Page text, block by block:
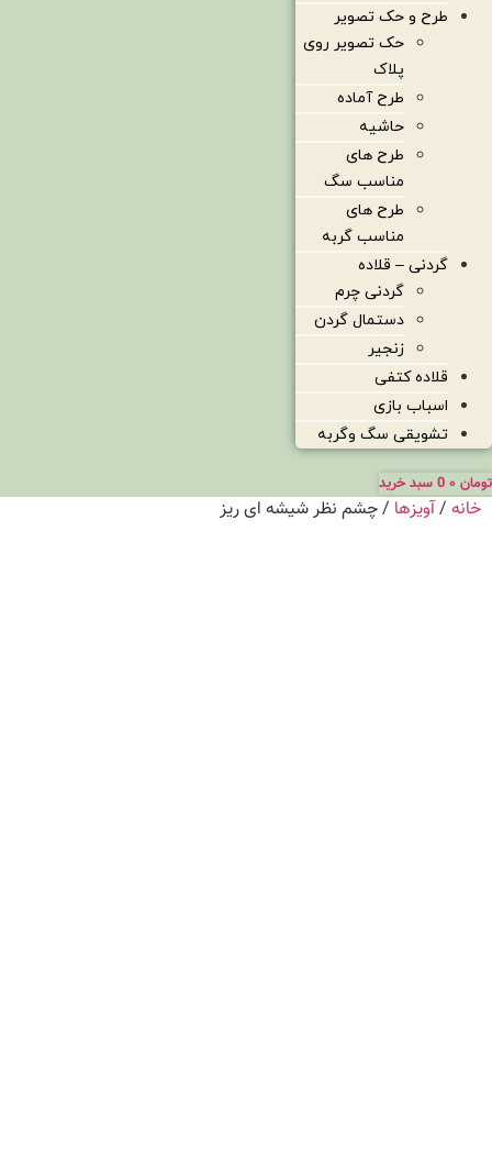
طرح و حک تصویر
حک تصویر روی
پلاک
طرح آماده
حاشیه
طرح های
مناسب سگ
طرح های
مناسب گربه
گردنی – قلاده
گردنی چرم
دستمال گردن
زنجیر
قلاده کتفی
اسباب بازی
تشویقی سگ وگربه
تومان 0 سبد خرید
خانه /آویزها / چشم نظر شیشه ای ریز